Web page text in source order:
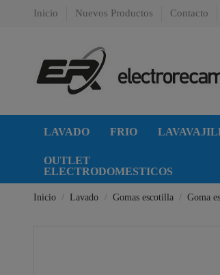
Inicio Nuevos Productos Contacto
LAVADO FRIO
OUTLET
ELECTRODOMESTICOS
Inicio Lavado Gomas escotilla Goma